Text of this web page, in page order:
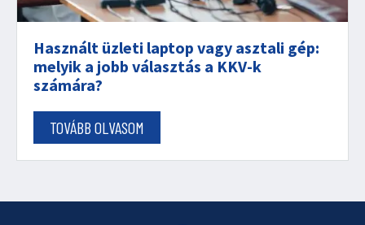
Használt üzleti laptop vagy asztali gép:
melyik a jobb választás a KKV-k
számára?
TOVÁBB OLVASOM